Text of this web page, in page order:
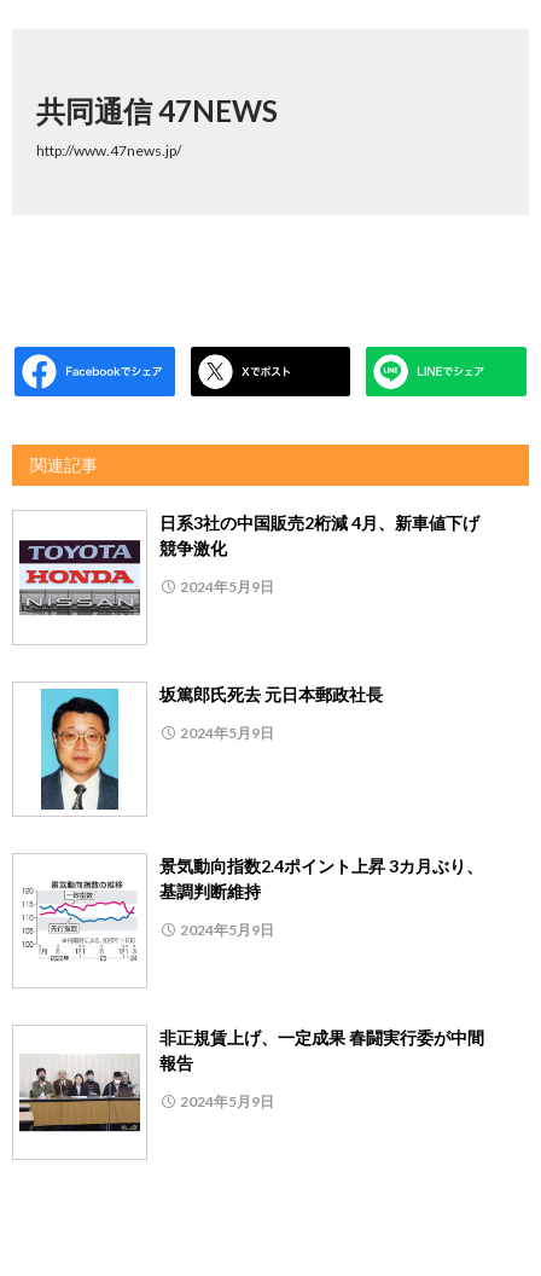
共同通信 47NEWS
http://www.47news.jp/
関連記事
日系3社の中国販売2桁減 4月、新車値下げ
競争激化
2024年5月9日
坂篤郎氏死去 元日本郵政社長
2024年5月9日
景気動向指数2.4ポイント上昇 3カ月ぶり、
基調判断維持
2024年5月9日
非正規賃上げ、一定成果 春闘実行委が中間
報告
2024年5月9日